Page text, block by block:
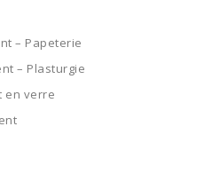
– Papeterie
– Plasturgie
en verre